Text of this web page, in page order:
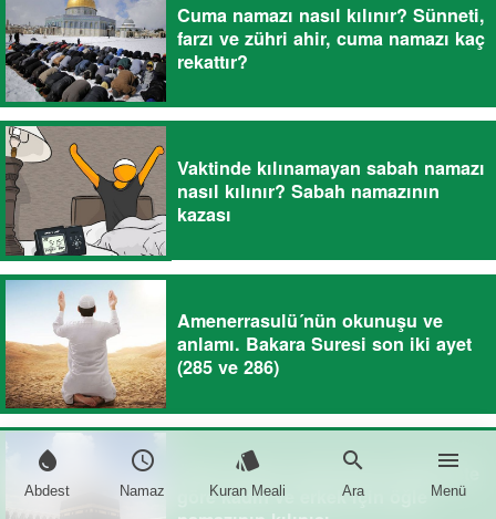
water_drop
Abdest
schedule
Namaz
style
Kuran Meali
search
Ara
menu
Menü
Cuma namazı nasıl kılınır? Sünneti,
farzı ve zühri ahir, cuma namazı kaç
rekattır?
Vaktinde kılınamayan sabah namazı
nasıl kılınır? Sabah namazının
kazası
Amenerrasulü´nün okunuşu ve
anlamı. Bakara Suresi son iki ayet
(285 ve 286)
Öğle namazı nasıl kılınır? Diyanete
göre kadın ve erkek için öğle